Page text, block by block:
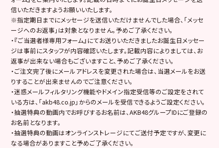
信いただきますようお願いいたします。
※指定期日までにメッセージを送信いただけませんでした場合、「メッセ
ージへのお返事」は対象となりません。予めご了承ください。
・『ご当選者様専用フォーム』にてお送りいただきましたお誕生日メッセー
ジは事前にスタッフが内容確認いたします。記載内容によりましては、お
返事が出来ない場合もございますこと、予めご了承ください。
・ご注文完了後にメールアドレスを変更された場合は、当選メールをお送
りすることが出来ませんのでご注意ください。
・迷惑メールフィルタリング機能やドメイン指定受信等のご設定をされて
いる方は、「akb48.co.jp」からのメールを受信できるようご設定ください。
・抽選特典の動画内でお呼びするお名前は、AKB48グループIDにご登録の
お名前となります。
・抽選特典の動画はオンラインストレージにてご送付予定ですが、変更に
なる場合がありますこと予めご了承ください。